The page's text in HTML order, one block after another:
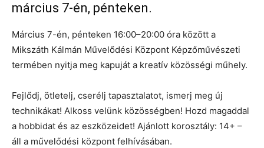
március 7-én, pénteken.
Március 7-én, pénteken 16:00–20:00 óra között a
Mikszáth Kálmán Művelődési Központ Képzőművészeti
termében nyitja meg kapuját a kreatív közösségi műhely.
Fejlődj, ötletelj, cserélj tapasztalatot, ismerj meg új
technikákat! Alkoss velünk közösségben! Hozd magaddal
a hobbidat és az eszközeidet! Ajánlott korosztály: 14+ –
áll a művelődési központ felhívásában.